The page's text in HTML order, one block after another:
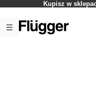
Kupisz w